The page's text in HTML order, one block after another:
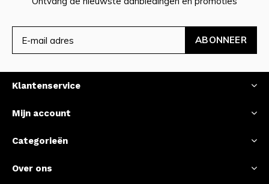
ABONNEER
Klantenservice
Mijn account
Categorieën
Over ons